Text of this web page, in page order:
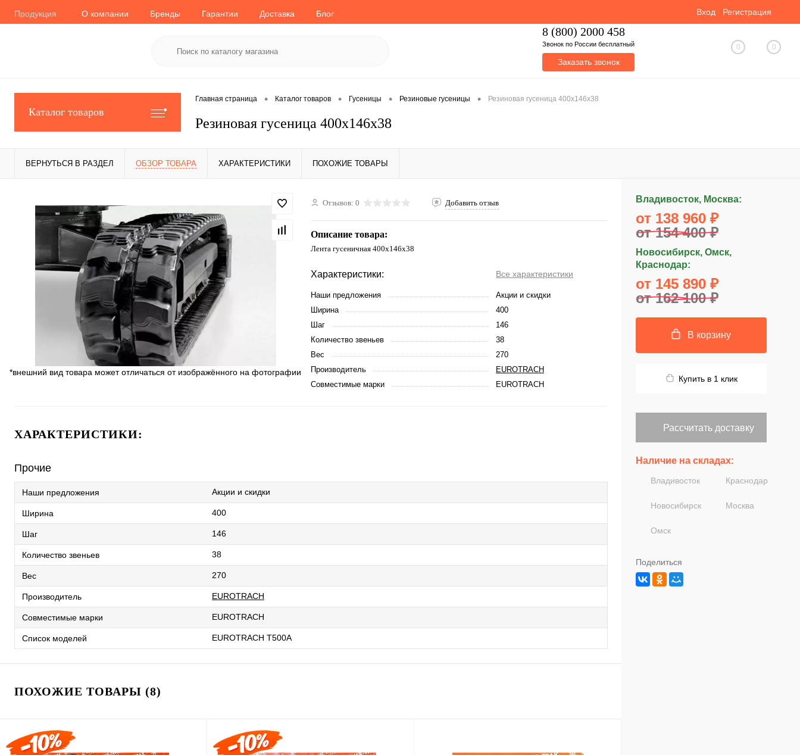
Продукция О компании Бренды Гарантии Доставка Блог Вход Регистрация
8 (800) 2000 458
Звонок по России бесплатный
Заказать звонок
0 0
Каталог товаров
Главная страница • Каталог товаров • Гусеницы • Резиновые гусеницы • Резиновая гусеница 400x146x38
Резиновая гусеница 400x146x38
ВЕРНУТЬСЯ В РАЗДЕЛ ОБЗОР ТОВАРА ХАРАКТЕРИСТИКИ ПОХОЖИЕ ТОВАРЫ
*внешний вид товара может отличаться от изображённого на фотографии
Отзывов: 0 Добавить отзыв
Описание товара:
Лента гусеничная 400x146x38
Характеристики: Все характеристики
Наши предложения
Акции и скидки
Ширина
400
Шаг
146
Количество звеньев
38
Вес
270
Производитель
EUROTRACH
Совместимые марки
EUROTRACH
ХАРАКТЕРИСТИКИ:
Прочие
Наши предложения Акции и скидки
Ширина 400
Шаг 146
Количество звеньев 38
Вес 270
Производитель EUROTRACH
Совместимые марки EUROTRACH
Список моделей EUROTRACH T500A
ПОХОЖИЕ ТОВАРЫ (8)
Владивосток, Москва:
от 138 960 ₽
от 154 400 ₽
Новосибирск, Омск,
Краснодар:
от 145 890 ₽
от 162 100 ₽
В корзину
Купить в 1 клик
Рассчитать доставку
Наличие на складах:
Владивосток Краснодар
Новосибирск Москва
Омск
Поделиться